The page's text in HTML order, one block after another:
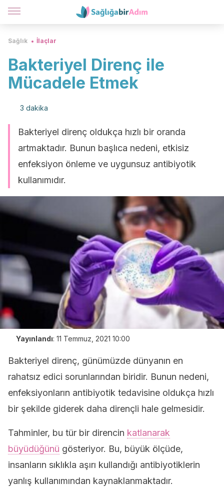
Sağlık İlaçlar
Bakteriyel Direnç ile
Mücadele Etmek
3 dakika
Bakteriyel direnç oldukça hızlı bir oranda
artmaktadır. Bunun başlıca nedeni, etkisiz
enfeksiyon önleme ve uygunsuz antibiyotik
kullanımıdır.
Yayınlandı: 11 Temmuz, 2021 10:00
Bakteriyel direnç, günümüzde dünyanın en
rahatsız edici sorunlarından biridir. Bunun nedeni,
enfeksiyonların antibiyotik tedavisine oldukça hızlı
bir şekilde giderek daha dirençli hale gelmesidir.
Tahminler, bu tür bir direncin katlanarak
büyüdüğünü gösteriyor. Bu, büyük ölçüde,
insanların sıklıkla aşırı kullandığı antibiyotiklerin
yanlış kullanımından kaynaklanmaktadır.